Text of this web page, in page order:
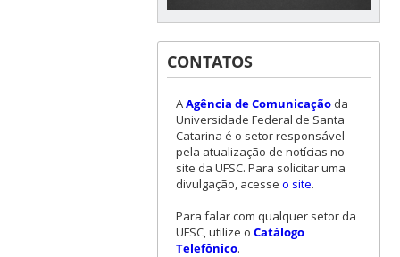
CONTATOS
AAgência de Comunicaçãoda
Universidade Federal de Santa
Catarina é o setor responsável
pela atualização de notícias no
site da UFSC. Para solicitar uma
divulgação, acesse o site.
Para falar com qualquer setor da
UFSC, utilize o Catálogo
Telefônico.